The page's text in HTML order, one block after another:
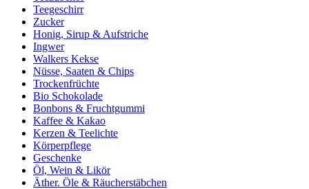
Teegeschirr
Zucker
Honig, Sirup & Aufstriche
Ingwer
Walkers Kekse
Nüsse, Saaten & Chips
Trockenfrüchte
Bio Schokolade
Bonbons & Fruchtgummi
Kaffee & Kakao
Kerzen & Teelichte
Körperpflege
Geschenke
Öl, Wein & Likör
Äther. Öle & Räucherstäbchen